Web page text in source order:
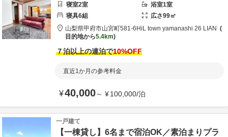
寝室2室 浴室1室
寝具6組 広さ99㎡
山梨県甲府市山宮町581-6 HiL town yamanashi 26 LIAN
目的地から5.4km
７泊以上の連泊で10%OFF
直近1か月の参考料金
¥40,000～ ¥100,000/泊
一戸建て
【一棟貸し】6名まで宿泊OK／素泊まりプラ